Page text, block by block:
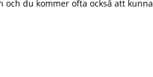
du kommer ofta också att kunna